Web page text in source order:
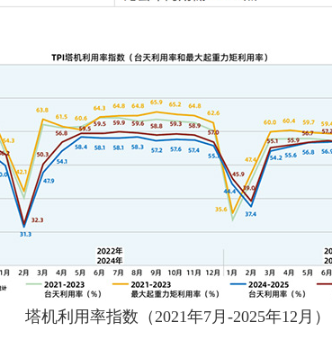
塔机利用率指数（2021年7月-2025年12月）